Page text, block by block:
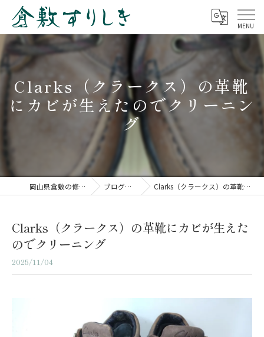
Clarks（クラークス）の革靴
にカビが生えたのでクリーニン
グ
岡山県倉敷の修理なら倉敷すりしき ブログ（修理事例） Clarks（クラークス）の革靴にカビが生えたのでクリーニング
Clarks（クラークス）の革靴にカビが生えた
のでクリーニング
2025/11/04